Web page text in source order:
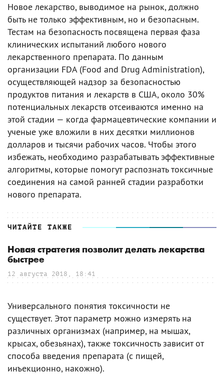
Новое лекарство, выводимое на рынок, должно
быть не только эффективным, но и безопасным.
Тестам на безопасность посвящена первая фаза
клинических испытаний любого нового
лекарственного препарата. По данным
организации FDA (Food and Drug Administration),
осуществляющей надзор за безопасностью
продуктов питания и лекарств в США, около 30%
потенциальных лекарств отсеиваются именно на
этой стадии — когда фармацевтические компании и
ученые уже вложили в них десятки миллионов
долларов и тысячи рабочих часов. Чтобы этого
избежать, необходимо разрабатывать эффективные
алгоритмы, которые помогут распознать токсичные
соединения на самой ранней стадии разработки
нового препарата.
ЧИТАЙТЕ ТАКЖЕ
Новая стратегия позволит делать лекарства
быстрее
12 августа 2018, 18:41
Универсального понятия токсичности не
существует. Этот параметр можно измерять на
различных организмах (например, на мышах,
крысах, обезьянах), также токсичность зависит от
способа введения препарата (с пищей,
инъекционно, накожно).